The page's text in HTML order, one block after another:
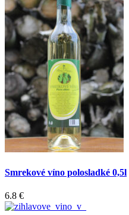
Smrekové víno polosladké 0,5l
6.8 €